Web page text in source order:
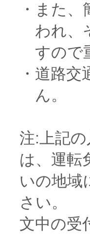
また、
われ、
すので
道路交
ん。
注:上記
は、運転
いの地域
さい。
文中の受